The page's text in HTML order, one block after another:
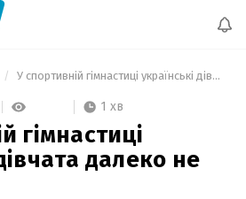
У спортивній гімнастиці українські дівчата далеко не фаворитки
1 хв
гімнастиці
далеко не